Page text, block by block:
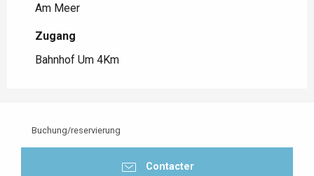
Am Meer
Zugang
Zugang
Bahnhof Um 4Km
Buchung/reservierung
Contacter